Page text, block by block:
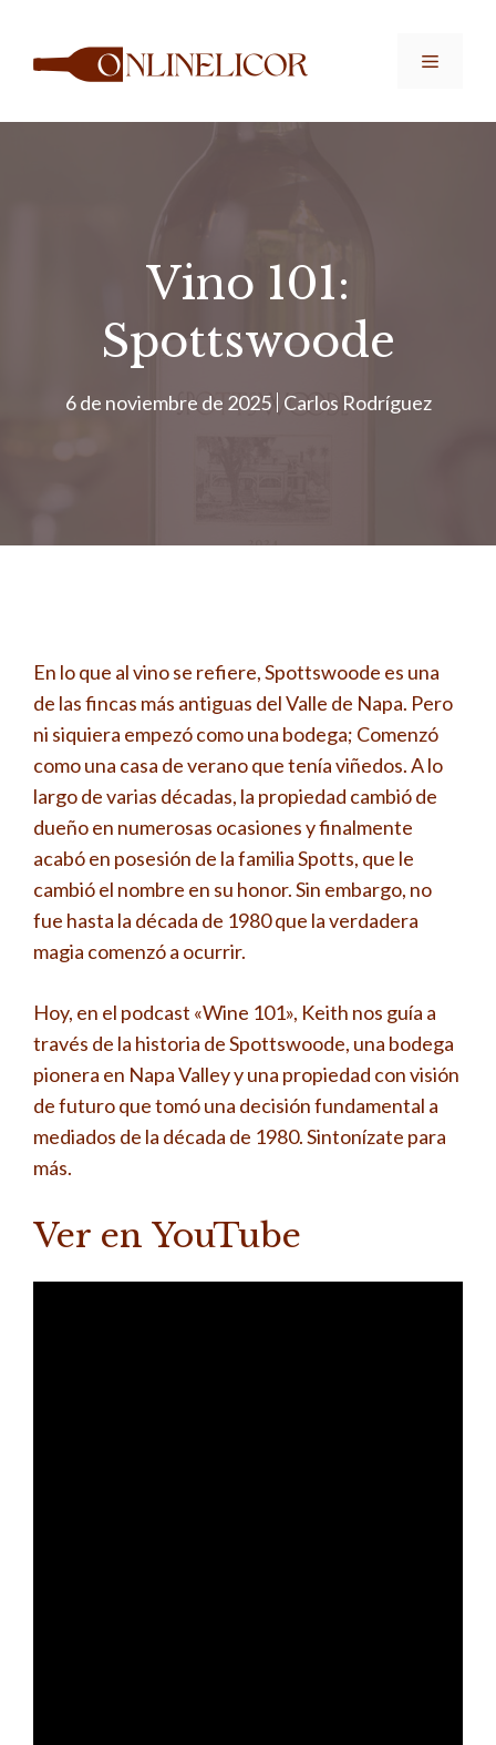
contenido
Menú
Vino 101:
Spottswoode
6 de noviembre de 2025 Carlos Rodríguez
En lo que al vino se refiere, Spottswoode es una
de las fincas más antiguas del Valle de Napa. Pero
ni siquiera empezó como una bodega; Comenzó
como una casa de verano que tenía viñedos. A lo
largo de varias décadas, la propiedad cambió de
dueño en numerosas ocasiones y finalmente
acabó en posesión de la familia Spotts, que le
cambió el nombre en su honor. Sin embargo, no
fue hasta la década de 1980 que la verdadera
magia comenzó a ocurrir.
Hoy, en el podcast «Wine 101», Keith nos guía a
través de la historia de Spottswoode, una bodega
pionera en Napa Valley y una propiedad con visión
de futuro que tomó una decisión fundamental a
mediados de la década de 1980. Sintonízate para
más.
Ver en YouTube